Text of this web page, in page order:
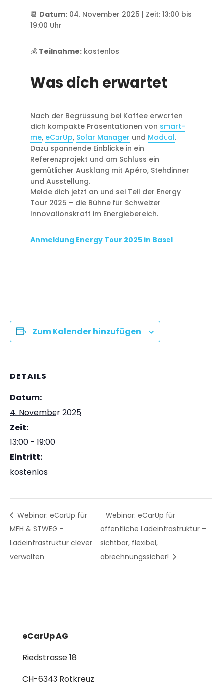
📆 Datum:04. November 2025 | Zeit: 13:00 bis
19:00 Uhr
💰 Teilnahme:kostenlos
Was dich erwartet
Nach der Begrüssung bei Kaffee erwarten
dich kompakte Präsentationen von smart-
me, eCarUp, Solar Manager und Modual.
Dazu spannende Einblicke in ein
Referenzprojekt und am Schluss ein
gemütlicher Ausklang mit Apéro, Stehdinner
und Ausstellung.
Melde dich jetzt an und sei Teil der Energy
Tour 2025 – die Bühne für Schweizer
Innovationskraft im Energiebereich.
Anmeldung Energy Tour 2025 in Basel
Zum Kalender hinzufügen
DETAILS
Datum:
4. November 2025
Zeit:
13:00 - 19:00
Eintritt:
kostenlos
Webinar: eCarUp für
MFH & STWEG –
Ladeinfrastruktur clever
verwalten
Webinar: eCarUp für
öffentliche Ladeinfrastruktur –
sichtbar, flexibel,
abrechnungssicher!
eCarUp AG
Riedstrasse 18
CH-6343 Rotkreuz